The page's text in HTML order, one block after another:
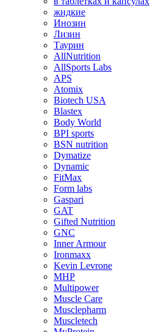
жидкие
Инозин
Лизин
Таурин
AllNutrition
AllSports Labs
APS
Atomix
Biotech USA
Blastex
Body World
BPI sports
BSN nutrition
Dymatize
Dynamic
FitMax
Form labs
Gaspari
GAT
Gifted Nutrition
GNC
Inner Armour
Ironmaxx
Kevin Levrone
MHP
Multipower
Muscle Care
Musclepharm
Muscletech